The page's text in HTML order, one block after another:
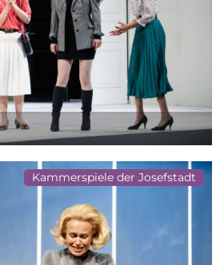
Kammerspiele der Josefstadt